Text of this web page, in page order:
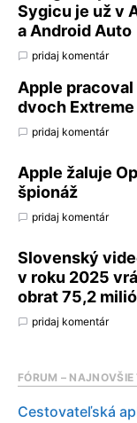
Sygicu je už v
a Android Auto
pridaj komentár
Apple
dvoch
pridaj komentár
Apple žaluje
špionáž
pridaj komentár
Slovenský
v roku 2025
obrat 75,2
pridaj komentár
FÓRUM – NAJNOVŠIE
Cestovateľská